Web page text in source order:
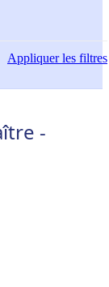
Appliquerles filtres
-